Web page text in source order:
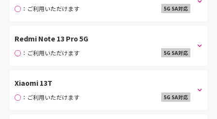
○ ：ご利用いただけます 5G SA対応
Redmi Note 13 Pro 5G
○ ：ご利用いただけます 5G SA対応
Xiaomi 13T
○ ：ご利用いただけます 5G SA対応